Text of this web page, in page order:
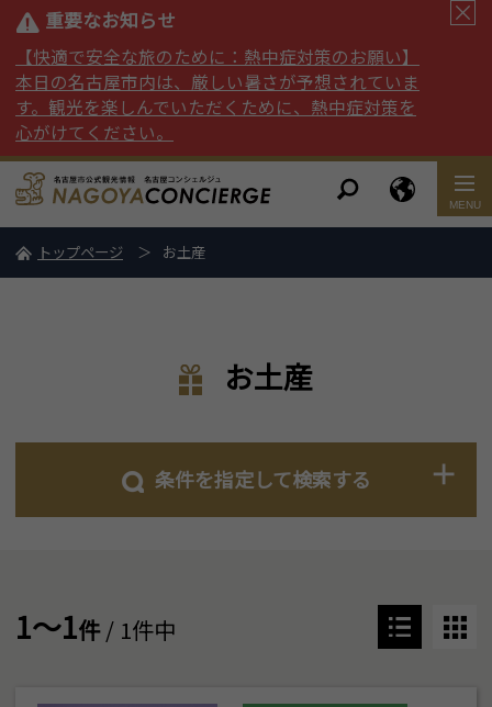
重要なお知らせ
【快適で安全な旅のために：熱中症対策のお願い】
本日の名古屋市内は、厳しい暑さが予想されていま
す。観光を楽しんでいただくために、熱中症対策を
心がけてください。
トップページ お土産
お土産
条件を指定して検索する
1～1件/ 1件中